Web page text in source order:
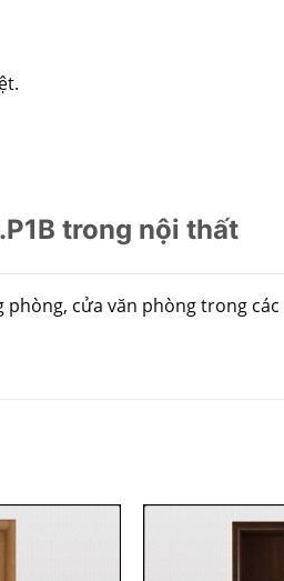
trong nội thất
cửa văn phòng trong